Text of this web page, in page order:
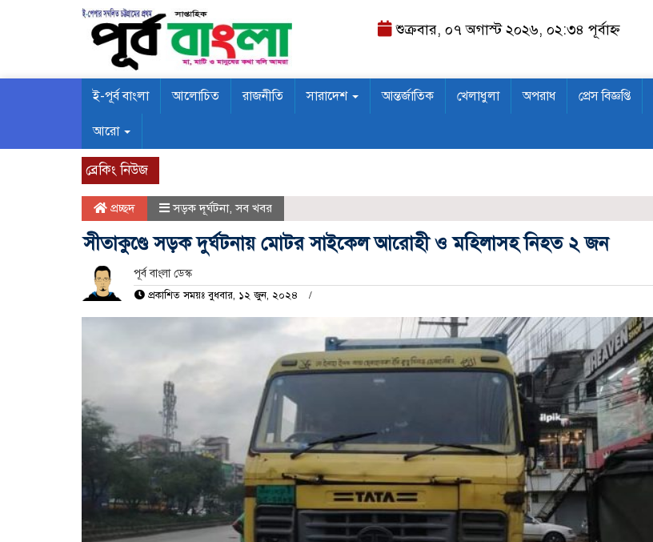
শুক্রবার, ০৭ অগাস্ট ২০২৬, ০২:৩৪ পূর্বাহ্ন
ই-পূর্ব বাংলা আলোচিত রাজনীতি সারাদেশ আন্তর্জাতিক খেলাধুলা অপরাধ প্রেস বিজ্ঞপ্তি
আরো
ব্রেকিং নিউজ
প্রচ্ছদ সড়ক দূর্ঘটনা,সব খবর
সীতাকুণ্ডে সড়ক দুর্ঘটনায় মোটর সাইকেল আরোহী ও মহিলাসহ নিহত ২ জন
পূর্ব বাংলা ডেস্ক
প্রকাশিত সময়ঃ বুধবার, ১২ জুন, ২০২৪